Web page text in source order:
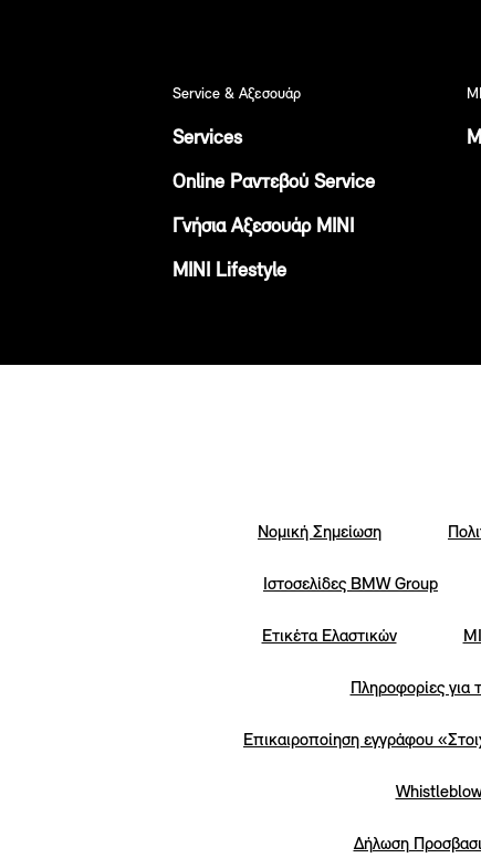
Service & Αξεσουάρ
Services
Online Ραντεβού Service
Γνήσια Αξεσουάρ ΜΙΝΙ
ΜΙΝΙ Lifestyle
Νομική Σημείωση
Iστοσελίδες BMW Group
Ετικέτα Ελαστικών
Πληροφορίες για
Επικαιροποίηση εγγράφου
Δήλωση